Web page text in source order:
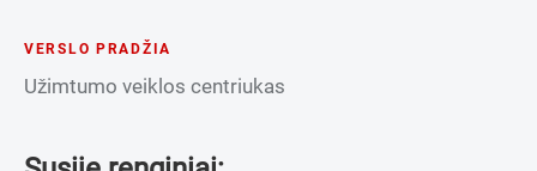
VERSLO PRADŽIA
Užimtumo veiklos centriukas